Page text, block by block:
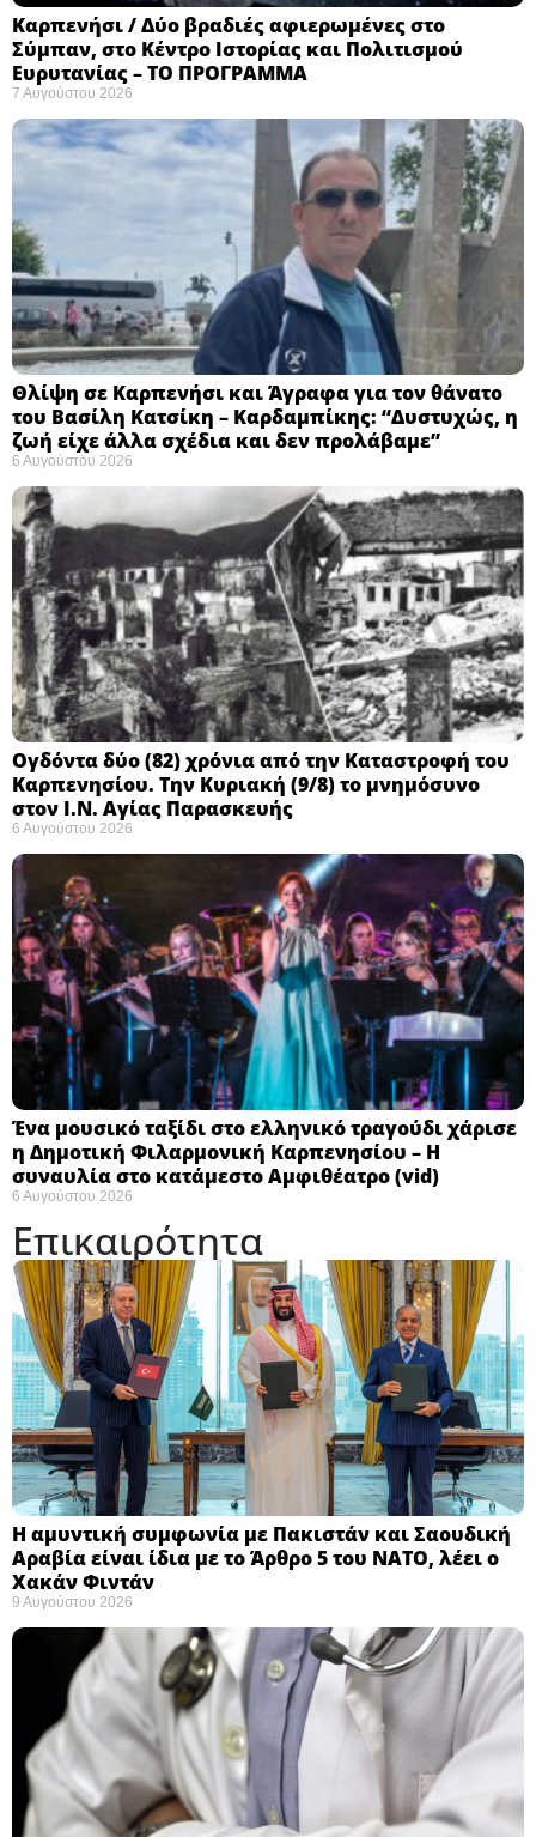
Καρπενήσι / Δύο βραδιές αφιερωμένες στο
Σύμπαν, στο Κέντρο Ιστορίας και Πολιτισμού
Ευρυτανίας – ΤΟ ΠΡΟΓΡΑΜΜΑ
7 Αυγούστου 2026
Θλίψη σε Καρπενήσι και Άγραφα για τον θάνατο
του Βασίλη Κατσίκη – Καρδαμπίκης: “Δυστυχώς, η
ζωή είχε άλλα σχέδια και δεν προλάβαμε”
6 Αυγούστου 2026
Ογδόντα δύο (82) χρόνια από την Καταστροφή του
Καρπενησίου. Την Κυριακή (9/8) το μνημόσυνο
στον Ι.Ν. Αγίας Παρασκευής
6 Αυγούστου 2026
Ένα μουσικό ταξίδι στο ελληνικό τραγούδι χάρισε
η Δημοτική Φιλαρμονική Καρπενησίου – Η
συναυλία στο κατάμεστο Αμφιθέατρο (vid)
6 Αυγούστου 2026
Επικαιρότητα
Η αμυντική συμφωνία με Πακιστάν και Σαουδική
Αραβία είναι ίδια με το Άρθρο 5 του ΝΑΤΟ, λέει ο
Χακάν Φιντάν ​
9 Αυγούστου 2026